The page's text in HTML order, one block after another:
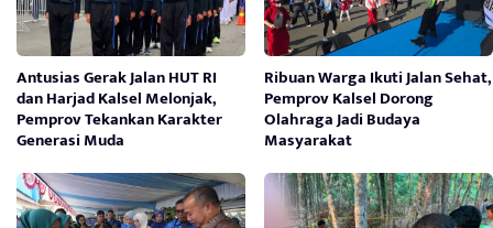
Antusias Gerak Jalan HUT RI
dan Harjad Kalsel Melonjak,
Pemprov Tekankan Karakter
Generasi Muda
Ribuan Warga Ikuti Jalan Sehat,
Pemprov Kalsel Dorong
Olahraga Jadi Budaya
Masyarakat